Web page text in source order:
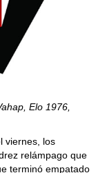
Elo 1976,
viernes, los
relámpago que
terminó empatado